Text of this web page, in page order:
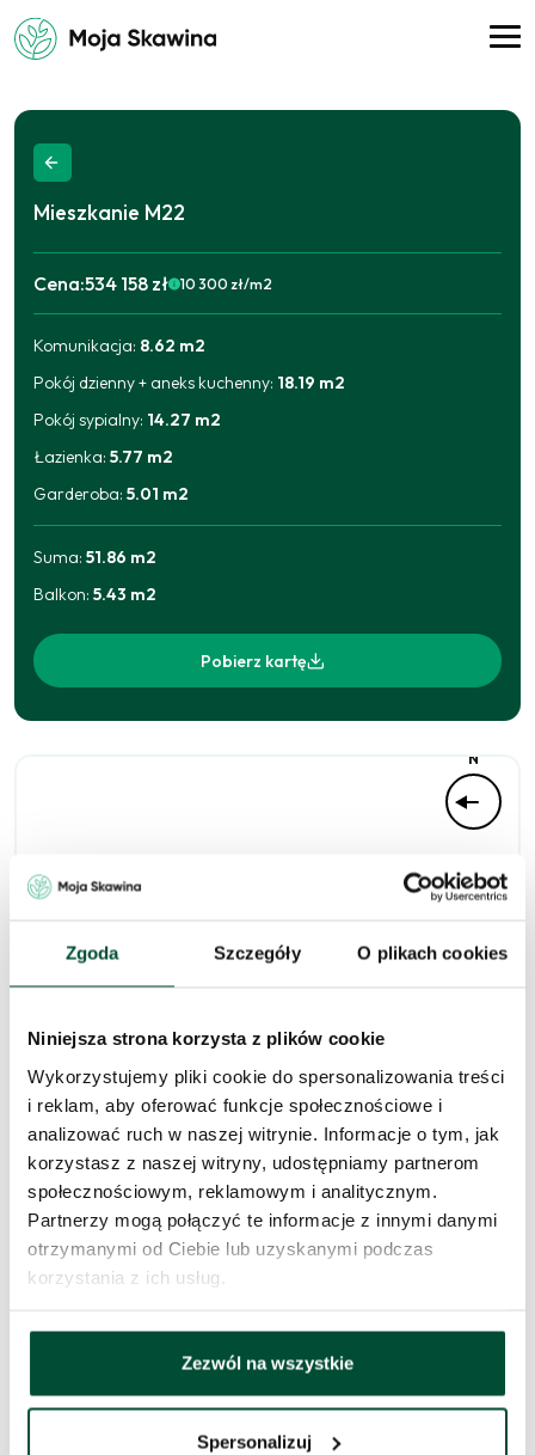
Zgoda Szczegóły O plikach cookies
Niniejsza strona korzysta z plików cookie
Wykorzystujemy pliki cookie do spersonalizowania treści
i reklam, aby oferować funkcje społecznościowe i
analizować ruch w naszej witrynie. Informacje o tym, jak
korzystasz z naszej witryny, udostępniamy partnerom
społecznościowym, reklamowym i analitycznym.
Partnerzy mogą połączyć te informacje z innymi danymi
otrzymanymi od Ciebie lub uzyskanymi podczas
korzystania z ich usług.
Zezwól na wszystkie
Spersonalizuj
Mieszkanie M22
Cena:534 158 zł
2025-09-11
2026-05-08
523 786 zł
2026-06-17
534 158
10 300 zł/m2
Komunikacja: 8.62 m2
Pokój dzienny + aneks kuchenny: 18.19 m2
Pokój sypialny: 14.27 m2
Łazienka:5.77 m2
Garderoba:5.01 m2
Suma:51.86 m2
Balkon:5.43 m2
Pobierz kartę
N
Zapytaj o to
mieszkanie
Skorzystaj z formularza i przekaż naszym doradcom prośbę o
kontakt w sprawie tego mieszkania.
Skontaktujemy się w przeciągu 1 dnia roboczego.
Imię i nazwisko